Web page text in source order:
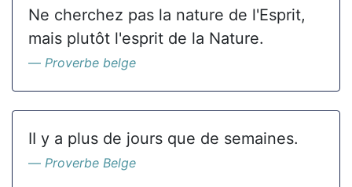
Ne cherchez pas la nature de l'Esprit,
mais plutôt l'esprit de la Nature.
Proverbe belge
II y a plus de jours que de semaines.
Proverbe Belge